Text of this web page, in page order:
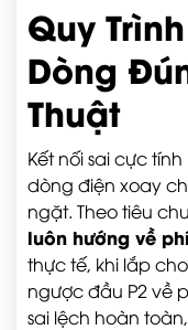
Quy
Dòng
Thuật
Kết nối sai cực
dòng điện xoay
ngặt. Theo tiêu
luôn hướng về
thực tế, khi lắp
ngược đầu P2 về
sai lệch hoàn